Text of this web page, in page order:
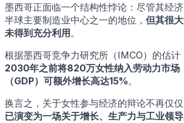
墨西哥正面临一个结构性悖论：尽管其经
半球主要制造业中心之一的地位， 但其很
未得到充分利用。
根据墨西哥竞争力研究所（IMCO）的估计
2030年之前将820万女性纳入劳动力市场
（GDP）可额外增长高达15%。
换言之，关于女性参与经济的辩论不再仅仅
已演变为一场关于增长、生产力与工业领